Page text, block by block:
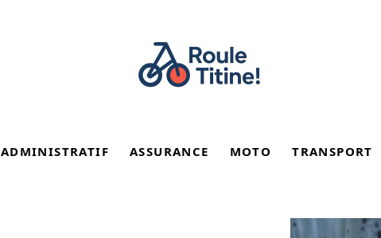
ADMINISTRATIF ASSURANCE MOTO TRANSPORT